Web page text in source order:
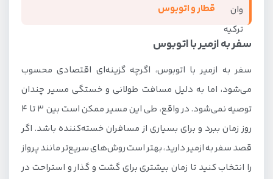
قطار و اتوبوس
سفر به ازمیر با اتوبوس
سفر به ازمیر با اتوبوس، اگرچه گزینه‌ای اقتصادی محسوب
می‌شود، اما به دلیل مسافت طولانی و خستگی مسیر چندان
توصیه نمی‌شود. در واقع، طی این مسیر ممکن است بین 3 تا 4
روز زمان ببرد و برای بسیاری از مسافران خسته‌کننده باشد. اگر
قصد سفر به ازمیر دارید، بهتر است روش‌های سریع‌تر مانند پرواز
را انتخاب کنید تا زمان بیشتری برای گشت‌ و‌ گذار و استراحت در